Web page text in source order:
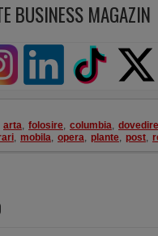
BUSINESS MAGAZIN
arta, folosire, columbia, dovedire
, mobila, opera, plante, post,